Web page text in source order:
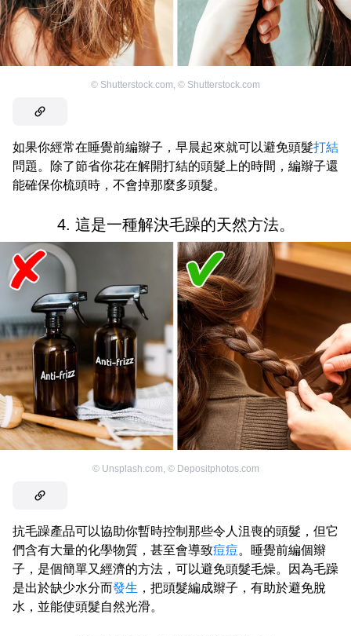
© Shutterstock.com, © Shutterstock.com
如果你經常在睡覺前編辮子，早晨起來就可以避免頭髮打結
問題。除了節省你花在解開打結的頭髮上的時間，編辮子還
能確保你梳頭時，不會掉那麼多頭髮。
4. 這是一種解決毛躁的天然方法。
© Unsplash.com, © Depositphotos.com
抗毛躁產品可以協助你暫時控制那些令人沮喪的頭髮，但它
們含有大量的化學物質，甚至會導致痘痘。睡覺前編個辮
子，是個簡單又經濟的方法，可以避免頭髮毛燥。因為毛躁
是出於缺少水分而發生 ，把頭髮編成辮子，有助於避免脫
水，並能使頭髮自然光滑。